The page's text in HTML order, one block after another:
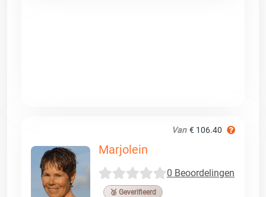
Van € 106.40
Marjolein
0 Beoordelingen
🥉 Geverifieerd